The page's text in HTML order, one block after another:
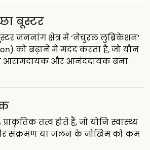
बूस्टर
जननांग क्षेत्र में ‘नेचुरल लुब्रिकेशन’
को बढ़ाने में मदद करता है, जो यौन
आरामदायक और आनंददायक बना
प्राकृतिक तत्व होते हैं, जो योनि स्वास्थ्य
संक्रमण या जलन के जोखिम को कम